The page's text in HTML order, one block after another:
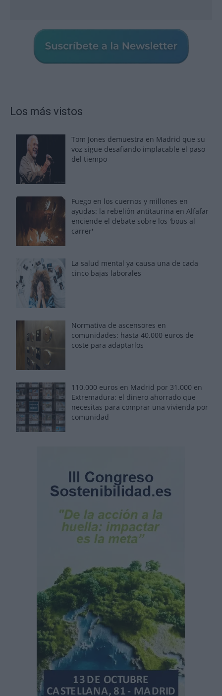
Los más vistos
Tom Jones demuestra en Madrid que su
voz sigue desafiando implacable el paso
del tiempo
Fuego en los cuernos y millones en
ayudas: la rebelión antitaurina en Alfafar
enciende el debate sobre los 'bous al
carrer'
La salud mental ya causa una de cada
cinco bajas laborales
Normativa de ascensores en
comunidades: hasta 40.000 euros de
coste para adaptarlos
110.000 euros en Madrid por 31.000 en
Extremadura: el dinero ahorrado que
necesitas para comprar una vivienda por
comunidad